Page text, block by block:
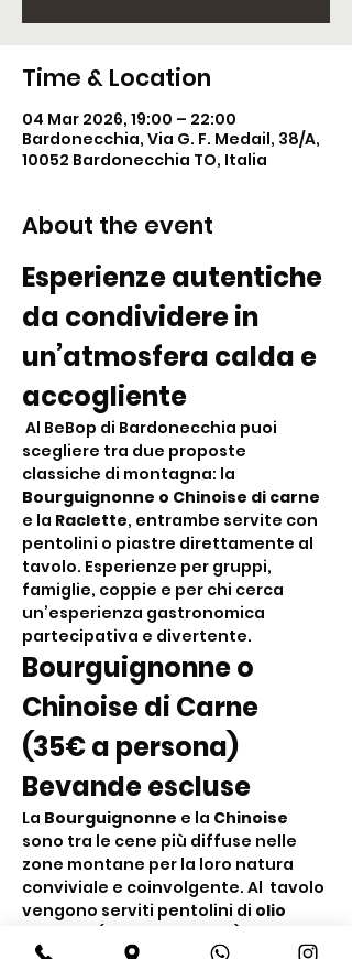
Time & Location
04 Mar 2026, 19:00 – 22:00
Bardonecchia, Via G. F. Medail, 38/A,
10052 Bardonecchia TO, Italia
About the event
Esperienze autentiche
da condividere in
un’atmosfera calda e
accogliente
scegliere tra due proposte
classiche di montagna: la
Bourguignonne o Chinoise di carne
e la Raclette, entrambe servite con
pentolini o piastre direttamente al
tavolo. Esperienze per gruppi,
famiglie, coppie e per chi cerca
un’esperienza gastronomica
partecipativa e divertente.
Bourguignonne o
Chinoise di Carne
(35€ a persona)
Bevande escluse
La Bourguignonne e la Chinoise
sono tra le cene più diffuse nelle
zone montane per la loro natura
conviviale e coinvolgente. Al  tavolo
vengono serviti pentolini di olio